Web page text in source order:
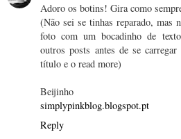
Adoro os botins! Gira como
(Não sei se tinhas reparado, mas
foto com um bocadinho de
outros posts antes de se
título e o read more)
Beijinho
simplypinkblog.blogspot.pt
Reply